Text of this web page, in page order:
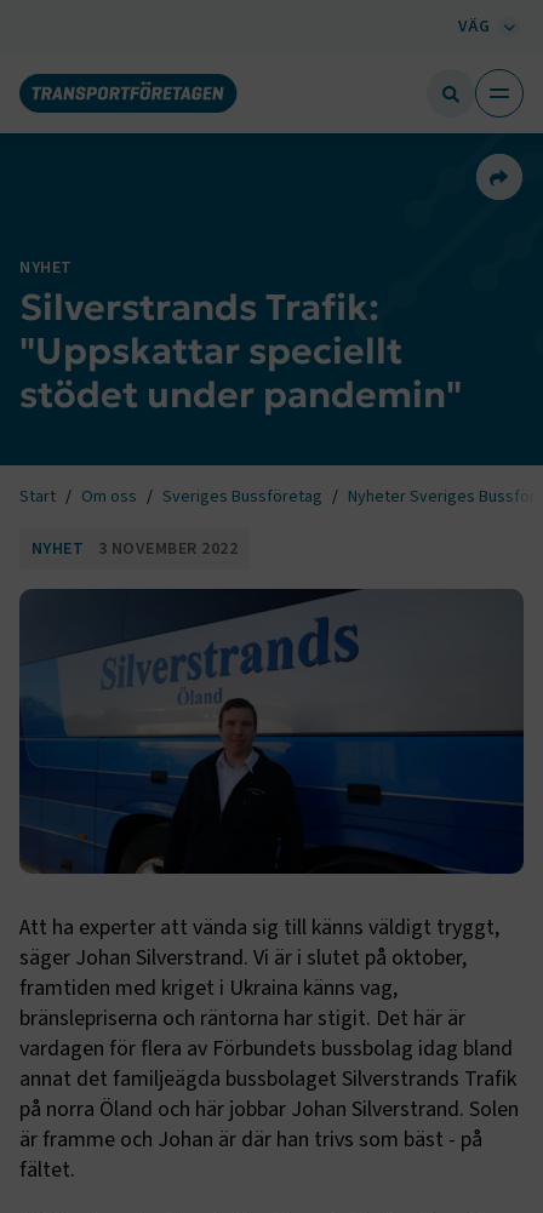
VÄG
NYHET
Silverstrands Trafik:
"Uppskattar speciellt
stödet under pandemin"
Start Om oss Sveriges Bussföretag Nyheter Sveriges
Dela
NYHET 3 NOVEMBER 2022
Att ha experter att vända sig till känns väldigt tryggt,
säger Johan Silverstrand. Vi är i slutet på oktober,
framtiden med kriget i Ukraina känns vag,
bränslepriserna och räntorna har stigit. Det här är
vardagen för flera av Förbundets bussbolag idag bland
annat det familjeägda bussbolaget Silverstrands Trafik
på norra Öland och här jobbar Johan Silverstrand. Solen
är framme och Johan är där han trivs som bäst - på
fältet.